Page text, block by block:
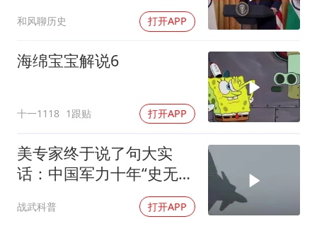
和风聊历史 打开APP
海绵宝宝解说6
十一1118 1跟贴 打开APP
美专家终于说了句大实
话：中国军力十年“史无前
例”狂飙，美国这次真坐不
住了
战武科普 打开APP